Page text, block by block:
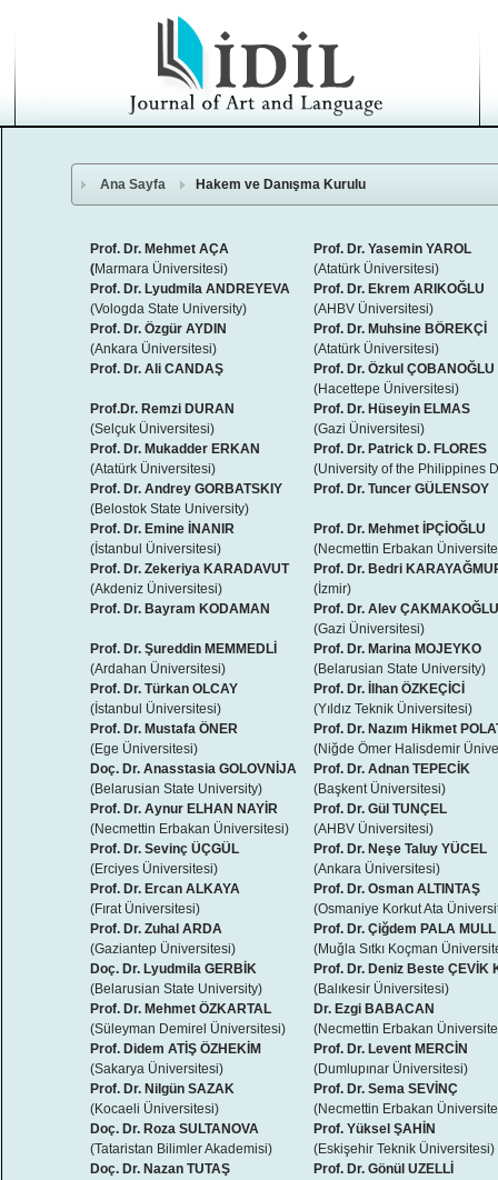
Ana Sayfa Hakem ve Danışma Kurulu
Prof. Dr. Mehmet AÇA
(Marmara Üniversitesi)
Prof. Dr. Yasemin YAROL
(Atatürk Üniversitesi)
Prof. Dr. Lyudmila ANDREYEVA
(Vologda State University)
Prof. Dr. Ekrem ARIKOĞLU
(AHBV Üniversitesi)
Prof. Dr. Özgür AYDIN
(Ankara Üniversitesi)
Prof. Dr. Muhsine BÖREKÇİ
(Atatürk Üniversitesi)
Prof. Dr. Ali CANDAŞ
Prof. Dr. Özkul ÇOBANOĞLU
(Hacettepe Üniversitesi)
Prof.Dr. Remzi DURAN
(Selçuk Üniversitesi)
Prof. Dr. Hüseyin ELMAS
(Gazi Üniversitesi)
Prof. Dr. Mukadder ERKAN
(Atatürk Üniversitesi)
Prof. Dr. Patrick D. FLORES
(University of the Philippines
Prof. Dr. Andrey GORBATSKIY
(Belostok State University)
Prof. Dr. Tuncer GÜLENSOY
Prof. Dr. Emine İNANIR
(İstanbul Üniversitesi)
Prof. Dr. Mehmet İPÇİOĞLU
(Necmettin Erbakan
Prof. Dr. Zekeriya KARADAVUT
(Akdeniz Üniversitesi)
Prof. Dr. Bedri
(İzmir)
Prof. Dr. Bayram KODAMAN
Prof. Dr. Alev
(Gazi Üniversitesi)
Prof. Dr. Şureddin MEMMEDLİ
(Ardahan Üniversitesi)
Prof. Dr. Marina MOJEYKO
(Belarusian State University)
Prof. Dr. Türkan OLCAY
(İstanbul Üniversitesi)
Prof. Dr. İlhan ÖZKEÇİCİ
(Yıldız Teknik Üniversitesi)
Prof. Dr. Mustafa ÖNER
(Ege Üniversitesi)
Prof. Dr. Nazım Hikmet
(Niğde Ömer Halisdemir
Doç. Dr. Anasstasia GOLOVNİJA
(Belarusian State University)
Prof. Dr. Adnan TEPECİK
(Başkent Üniversitesi)
Prof. Dr. Aynur ELHAN NAYİR
(Necmettin Erbakan Üniversitesi)
Prof. Dr. Gül TUNÇEL
(AHBV Üniversitesi)
Prof. Dr. Sevinç ÜÇGÜL
(Erciyes Üniversitesi)
Prof. Dr. Neşe Taluy YÜCEL
(Ankara Üniversitesi)
Prof. Dr. Ercan ALKAYA
(Fırat Üniversitesi)
Prof. Dr. Osman ALTINTAŞ
(Osmaniye Korkut Ata
Prof. Dr. Zuhal ARDA
(Gaziantep Üniversitesi)
Prof. Dr. Çiğdem PALA MULL
(Muğla Sıtkı Koçman
Doç. Dr. Lyudmila GERBİK
(Belarusian State University)
Prof. Dr. Deniz Beste ÇEVİK
(Balıkesir Üniversitesi)
Prof. Dr. Mehmet ÖZKARTAL
(Süleyman Demirel Üniversitesi)
Dr. Ezgi BABACAN
(Necmettin Erbakan
Prof. Didem ATİŞ ÖZHEKİM
(Sakarya Üniversitesi)
Prof. Dr. Levent MERCİN
(Dumlupınar Üniversitesi)
Prof. Dr. Nilgün SAZAK
(Kocaeli Üniversitesi)
Prof. Dr. Sema SEVİNÇ
(Necmettin Erbakan
Doç. Dr. Roza SULTANOVA
(Tataristan Bilimler Akademisi)
Prof. Yüksel ŞAHİN
(Eskişehir Teknik Üniversitesi)
Doç. Dr. Nazan TUTAŞ
Prof. Dr. Gönül UZELLİ